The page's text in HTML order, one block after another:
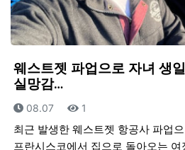
웨스트젯 파업으로 자녀 생
실망감…
등록일
08.07 조회
1
최근 발생한 웨스트젯 항공사 파업
프란시스코에서 집으로 돌아오는